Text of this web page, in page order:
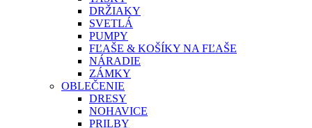
DRŽIAKY
SVETLÁ
PUMPY
FĽAŠE & KOŠÍKY NA FĽAŠE
NÁRADIE
ZÁMKY
OBLEČENIE
DRESY
NOHAVICE
PRILBY